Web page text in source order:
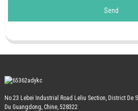
Send
No.23 Lebei Industrial Road Leliu Section, District De
Du Guangdong, Chine, 528322